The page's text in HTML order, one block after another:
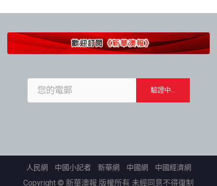
人民網 中國小記者 新華網 中國網 中國經濟網
Copyright © 新華澳報 版權所有 未經同意不得復制